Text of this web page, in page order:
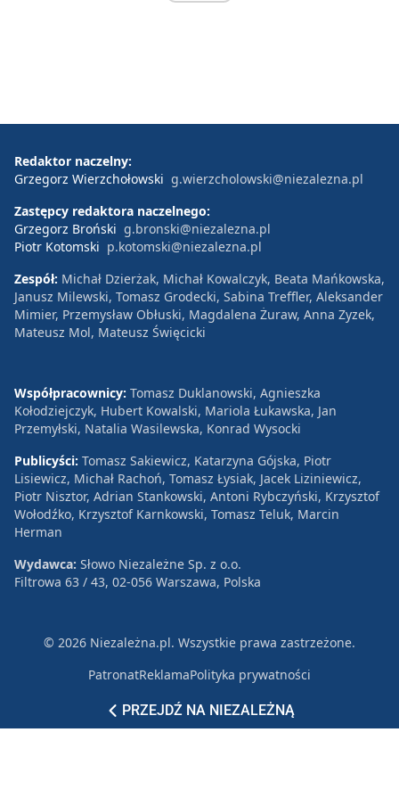
PRZEJDŹ NA NIEZALEŻNĄ
Redaktor naczelny:
Grzegorz Wierzchołowski g.wierzcholowski@niezalezna.pl
Zastępcy redaktora naczelnego:
Grzegorz Broński g.bronski@niezalezna.pl
Piotr Kotomski p.kotomski@niezalezna.pl
Zespół: Michał Dzierżak, Michał Kowalczyk, Beata Mańkowska,
Janusz Milewski, Tomasz Grodecki, Sabina Treffler, Aleksander
Mimier, Przemysław Obłuski, Magdalena Żuraw, Anna Zyzek,
Mateusz Mol, Mateusz Święcicki
Współpracownicy: Tomasz Duklanowski, Agnieszka
Kołodziejczyk, Hubert Kowalski, Mariola Łukawska, Jan
Przemyłski, Natalia Wasilewska, Konrad Wysocki
Publicyści: Tomasz Sakiewicz, Katarzyna Gójska, Piotr
Lisiewicz, Michał Rachoń, Tomasz Łysiak, Jacek Liziniewicz,
Piotr Nisztor, Adrian Stankowski, Antoni Rybczyński, Krzysztof
Wołodźko, Krzysztof Karnkowski, Tomasz Teluk, Marcin
Herman
Wydawca: Słowo Niezależne Sp. z o.o.
Filtrowa 63 / 43, 02-056 Warszawa, Polska
© 2026 Niezależna.pl. Wszystkie prawa zastrzeżone.
PatronatReklamaPolityka prywatności